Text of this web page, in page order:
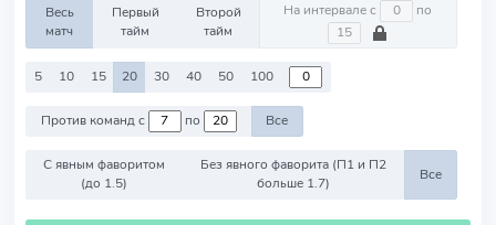
Весь
матч
Первый
тайм
Второй
тайм
На интервале с по
5 10 15 20 30 40 50 100
Против команд с по Все
С явным фаворитом
(до 1.5)
Без явного фаворита (П1 и П2
больше 1.7)
Все